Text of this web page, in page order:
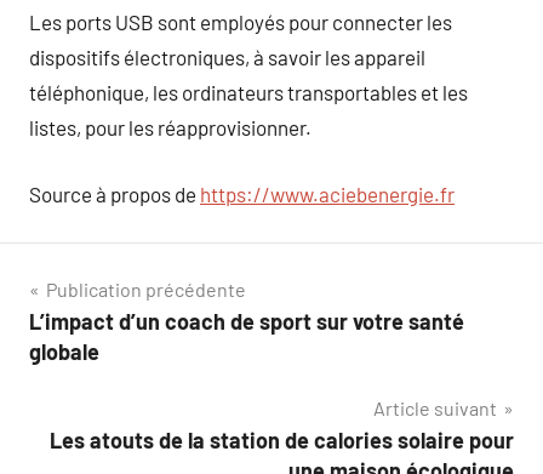
Les ports USB sont employés pour connecter les
dispositifs électroniques, à savoir les appareil
téléphonique, les ordinateurs transportables et les
listes, pour les réapprovisionner.
Source à propos de https://www.aciebenergie.fr
Navigation
de
Publication précédente
L’impact d’un coach de sport sur votre santé
globale
Article suivant
Les atouts de la station de calories solaire pour